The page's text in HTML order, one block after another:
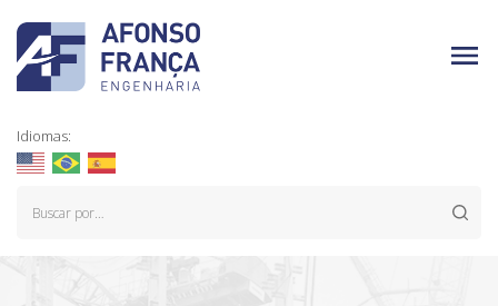
Idiomas: